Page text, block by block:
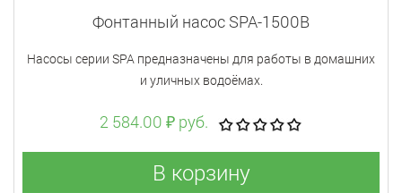
Фонтанный насос SPA-1500B
Насосы серии SPA предназначены для работы в домашних
и уличных водоёмах.
2 584.00 ₽ руб.
В корзину